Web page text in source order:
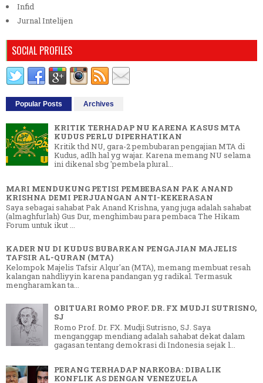
Infid
Jurnal Intelijen
SOCIAL PROFILES
Popular Posts Archives
KRITIK TERHADAP NU KARENA KASUS MTA
KUDUS PERLU DIPERHATIKAN
Kritik thd NU, gara-2 pembubaran pengajian MTA di
Kudus, adlh hal yg wajar. Karena memang NU selama
ini dikenal sbg 'pembela plural...
MARI MENDUKUNG PETISI PEMBEBASAN PAK ANAND
KRISHNA DEMI PERJUANGAN ANTI-KEKERASAN
Saya sebagai sahabat Pak Anand Krishna, yang juga adalah sahabat
(almaghfurlah) Gus Dur, menghimbau para pembaca The Hikam
Forum untuk ikut ...
KADER NU DI KUDUS BUBARKAN PENGAJIAN MAJELIS
TAFSIR AL-QURAN (MTA)
Kelompok Majelis Tafsir Alqur'an (MTA), memang membuat resah
kalangan nahdliyyin karena pandangan yg radikal. Termasuk
mengharamkan ta...
OBITUARI ROMO PROF. DR. FX MUDJI SUTRISNO,
SJ
Romo Prof. Dr. FX. Mudji Sutrisno, SJ. Saya
menganggap mendiang adalah sahabat dekat dalam
gagasan tentang demokrasi di Indonesia sejak l...
PERANG TERHADAP NARKOBA: DIBALIK
KONFLIK AS DENGAN VENEZUELA